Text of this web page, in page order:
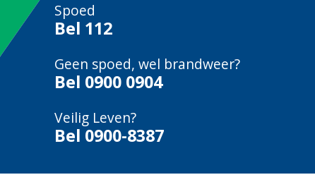
Spoed
Bel 112
Geen spoed, wel brandweer?
Bel 0900 0904
Veilig Leven?
Bel 0900-8387